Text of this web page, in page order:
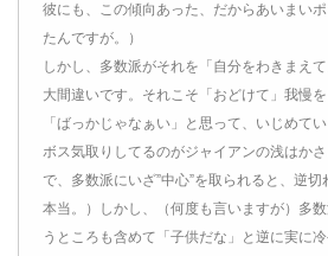
彼にも、この傾向あった、だからあいまい
たんですが。）
しかし、多数派がそれを「自分をわきまえ
大間違いです。それこそ「おどけて」我慢
「ばっかじゃなぁい」と思って、いじめて
ボス気取りしてるのがジャイアンの浅はかさ
で、多数派にいざ”中心”を取られると、逆
本当。）しかし、（何度も言いますが）多
うところも含めて「子供だな」と逆に実に